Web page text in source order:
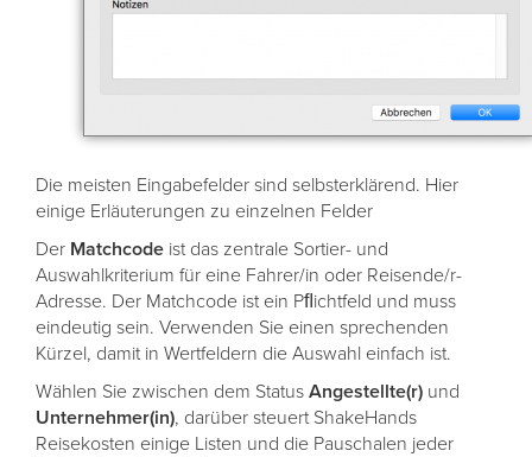
Die meisten Eingabefelder sind selbsterklärend. Hier
einige Erläuterungen zu einzelnen Felder
Der Matchcode ist das zentrale Sortier- und
Auswahlkriterium für eine Fahrer/in oder Reisende/r-
Adresse. Der Matchcode ist ein Pﬂichtfeld und muss
eindeutig sein. Verwenden Sie einen sprechenden
Kürzel, damit in Wertfeldern die Auswahl einfach ist.
Wählen Sie zwischen dem Status Angestellte(r) und
Unternehmer(in), darüber steuert ShakeHands
Reisekosten einige Listen und die Pauschalen jeder